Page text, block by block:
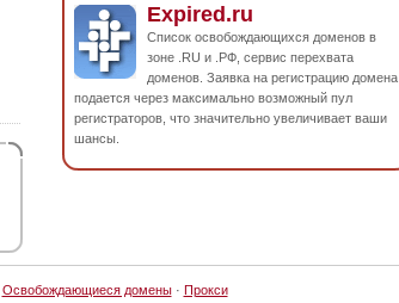
Expired.ru
Список освобождающихся доменов в
зоне .RU и .РФ, сервис перехвата
доменов. Заявка на регистрацию домена
подается через максимально возможный пул
регистраторов, что значительно увеличивает ваши
шансы.
Освобождающиеся домены· Прокси